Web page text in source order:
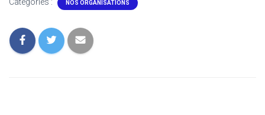
Catégories : NOS ORGANISATIONS